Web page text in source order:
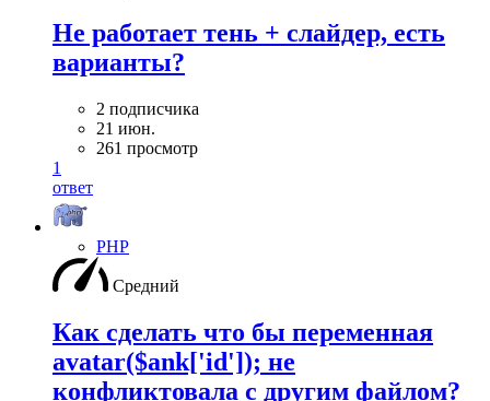
Не работает тень + слайдер, есть
варианты?
2 подписчика
21 июн.
261 просмотр
1
ответ
PHP
Средний
Как сделать что бы переменная
avatar($ank['id']); не
конфликтовала с другим файлом?